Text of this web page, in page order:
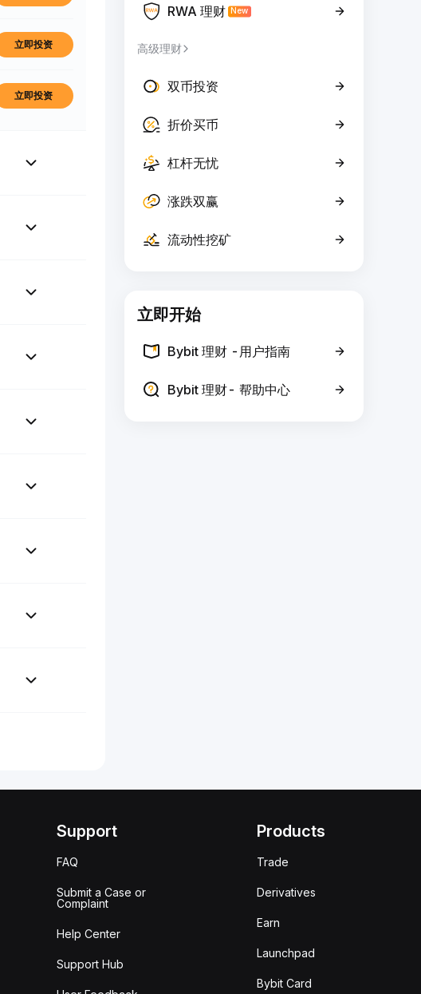
立即投资
立即投资
RWA 理财 New
高级理财
双币投资
折价买币
杠杆无忧
涨跌双赢
流动性挖矿
立即开始
Bybit 理财 -用户指南
Bybit 理财- 帮助中心
Support
FAQ
Submit a Case or
Complaint
Help Center
Support Hub
Products
Trade
Derivatives
Earn
Launchpad
Bybit Card